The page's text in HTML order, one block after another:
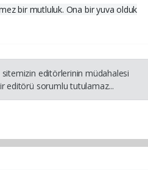
bir mutluluk. Ona bir yuva olduk
sitemizin editörlerinin müdahalesi
editörü sorumlu tutulamaz...